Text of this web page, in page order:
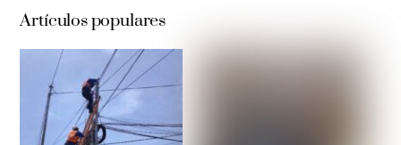
Artículos populares